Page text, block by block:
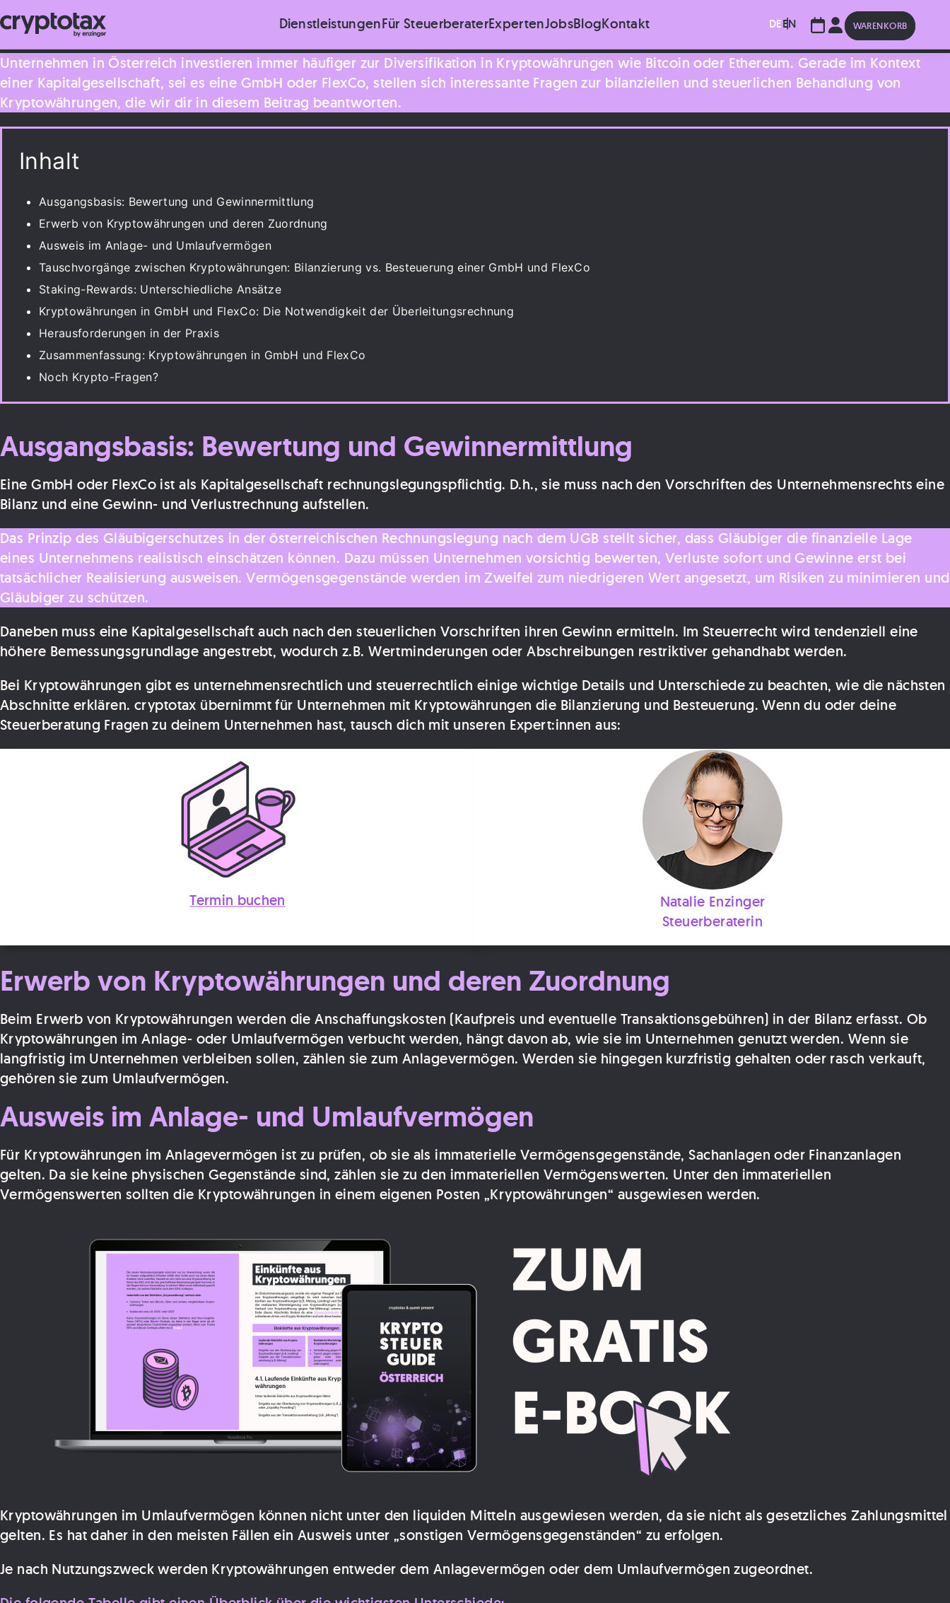
DienstleistungenFür SteuerberaterExpertenJobsBlogKontakt DEEN WARENKORB
Unternehmen in Österreich investieren immer häufiger zur Diversifikation in Kryptowährungen wie Bitcoin oder Ethereum. Gerade im Kontext
einer Kapitalgesellschaft, sei es eine GmbH oder FlexCo, stellen sich interessante Fragen zur bilanziellen und steuerlichen Behandlung von
Kryptowährungen, die wir dir in diesem Beitrag beantworten.
Inhalt
Ausgangsbasis: Bewertung und Gewinnermittlung
Erwerb von Kryptowährungen und deren Zuordnung
Ausweis im Anlage- und Umlaufvermögen
Tauschvorgänge zwischen Kryptowährungen: Bilanzierung vs. Besteuerung einer GmbH und FlexCo
Staking-Rewards: Unterschiedliche Ansätze
Kryptowährungen in GmbH und FlexCo: Die Notwendigkeit der Überleitungsrechnung
Herausforderungen in der Praxis
Zusammenfassung: Kryptowährungen in GmbH und FlexCo
Noch Krypto-Fragen?
Ausgangsbasis: Bewertung und Gewinnermittlung
Eine GmbH oder FlexCo ist als Kapitalgesellschaft rechnungslegungspflichtig. D.h., sie muss nach den Vorschriften des Unternehmensrechts eine
Bilanz und eine Gewinn- und Verlustrechnung aufstellen.
Das Prinzip des Gläubigerschutzes in der österreichischen Rechnungslegung nach dem UGB stellt sicher, dass Gläubiger die finanzielle Lage
eines Unternehmens realistisch einschätzen können. Dazu müssen Unternehmen vorsichtig bewerten, Verluste sofort und Gewinne erst bei
tatsächlicher Realisierung ausweisen. Vermögensgegenstände werden im Zweifel zum niedrigeren Wert angesetzt, um Risiken zu minimieren und
Gläubiger zu schützen.
Daneben muss eine Kapitalgesellschaft auch nach den steuerlichen Vorschriften ihren Gewinn ermitteln. Im Steuerrecht wird tendenziell eine
höhere Bemessungsgrundlage angestrebt, wodurch z.B. Wertminderungen oder Abschreibungen restriktiver gehandhabt werden.
Bei Kryptowährungen gibt es unternehmensrechtlich und steuerrechtlich einige wichtige Details und Unterschiede zu beachten, wie die nächsten
Abschnitte erklären. cryptotax übernimmt für Unternehmen mit Kryptowährungen die Bilanzierung und Besteuerung. Wenn du oder deine
Steuerberatung Fragen zu deinem Unternehmen hast, tausch dich mit unseren Expert:innen aus:
Termin buchen
Natalie Enzinger
Steuerberaterin
Erwerb von Kryptowährungen und deren Zuordnung
Beim Erwerb von Kryptowährungen werden die Anschaffungskosten (Kaufpreis und eventuelle Transaktionsgebühren) in der Bilanz erfasst. Ob
Kryptowährungen im Anlage- oder Umlaufvermögen verbucht werden, hängt davon ab, wie sie im Unternehmen genutzt werden. Wenn sie
langfristig im Unternehmen verbleiben sollen, zählen sie zum Anlagevermögen. Werden sie hingegen kurzfristig gehalten oder rasch verkauft,
gehören sie zum Umlaufvermögen.
Ausweis im Anlage- und Umlaufvermögen
Für Kryptowährungen im Anlagevermögen ist zu prüfen, ob sie als immaterielle Vermögensgegenstände, Sachanlagen oder Finanzanlagen
gelten. Da sie keine physischen Gegenstände sind, zählen sie zu den immateriellen Vermögenswerten. Unter den immateriellen
Vermögenswerten sollten die Kryptowährungen in einem eigenen Posten „Kryptowährungen“ ausgewiesen werden.
Kryptowährungen im Umlaufvermögen können nicht unter den liquiden Mitteln ausgewiesen werden, da sie nicht als gesetzliches Zahlungsmittel
gelten. Es hat daher in den meisten Fällen ein Ausweis unter „sonstigen Vermögensgegenständen“ zu erfolgen.
Je nach Nutzungszweck werden Kryptowährungen entweder dem Anlagevermögen oder dem Umlaufvermögen zugeordnet.